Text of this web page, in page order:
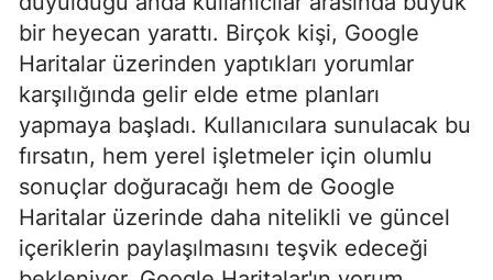
bir heyecan yarattı. Birçok kişi, Google
Haritalar üzerinden yaptıkları yorumlar
karşılığında gelir elde etme planları
yapmaya başladı. Kullanıcılara sunulacak bu
fırsatın, hem yerel işletmeler için olumlu
sonuçlar doğuracağı hem de Google
Haritalar üzerinde daha nitelikli ve güncel
içeriklerin paylaşılmasını teşvik edeceği